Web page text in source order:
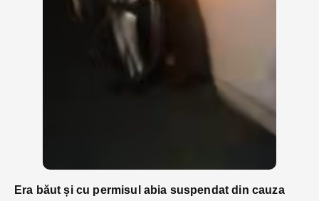
Era băut și cu permisul abia suspendat din cauza